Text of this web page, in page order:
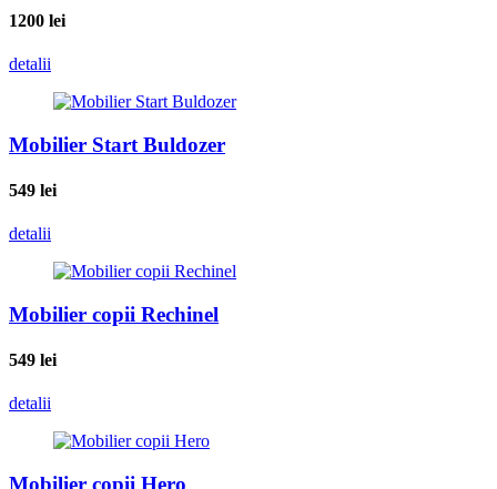
1200 lei
detalii
Mobilier Start Buldozer
549 lei
detalii
Mobilier copii Rechinel
549 lei
detalii
Mobilier copii Hero